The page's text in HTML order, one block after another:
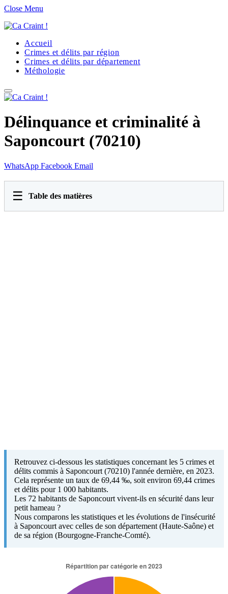
Close Menu
Accueil
Crimes et délits par région
Crimes et délits par département
Méthologie
Délinquance et criminalité à
Saponcourt (70210)
WhatsApp Facebook Email
☰ Table des matières
Retrouvez ci-dessous les statistiques concernant les 5 crimes et
délits commis à Saponcourt (70210) l'année dernière, en 2023.
Cela représente un taux de 69,44 ‰, soit environ 69,44 crimes
et délits pour 1 000 habitants.
Les 72 habitants de Saponcourt vivent-ils en sécurité dans leur
petit hameau ?
Nous comparons les statistiques et les évolutions de l'insécurité
à Saponcourt avec celles de son département (Haute-Saône) et
de sa région (Bourgogne-Franche-Comté).